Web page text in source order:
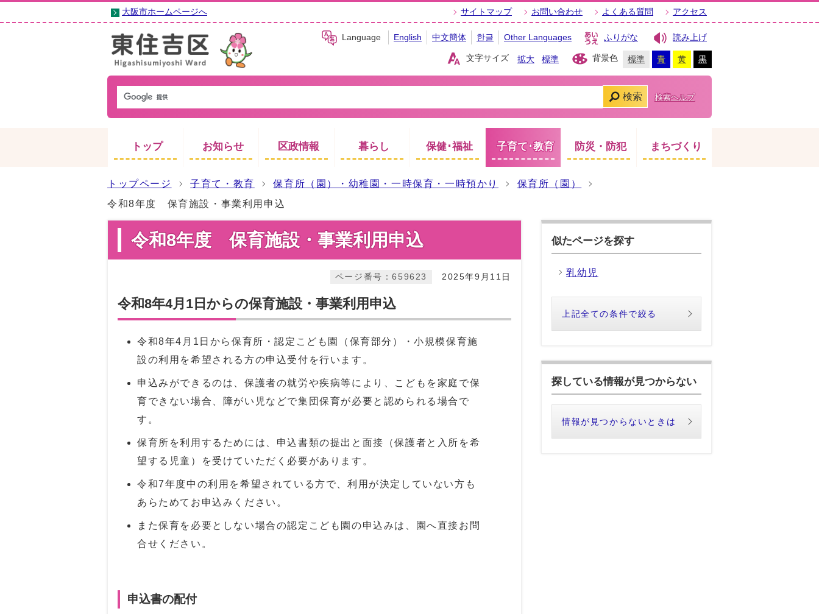
大阪市ホームページへ サイトマップ お問い合わせ よくある質問 アクセス
Language English 中文簡体 한글 Other Languages ふりがな 読み上げ
文字サイズ 拡大 標準 背景色 標準 青 黄 黒
検索 検索ヘルプ
トップ お知らせ 区政情報 暮らし 保健･福祉 子育て･教育 防災・防犯 まちづくり
トップページ 子育て・教育 保育所（園）・幼稚園・一時保育・一時預かり
保育所（園）
令和8年度 保育施設・事業利用申込
令和8年度 保育施設・事業利用申込
2025年9月11日
ページ番号：659623
令和8年4月1日からの保育施設・事業利用申込
令和8年4月1日から保育所・認定こども園（保育部分）・小規模保育施
設の利用を希望される方の申込受付を行います。
申込みができるのは、保護者の就労や疾病等により、こどもを家庭で保
育できない場合、障がい児などで集団保育が必要と認められる場合で
す。
保育所を利用するためには、申込書類の提出と面接（保護者と入所を希
望する児童）を受けていただく必要があります。
令和7年度中の利用を希望されている方で、利用が決定していない方も
あらためてお申込みください。
また保育を必要としない場合の認定こども園の申込みは、園へ直接お問
合せください。
申込書の配付
似たページを探す
乳幼児
上記全ての条件で絞る
探している情報が見つからない
情報が見つからないときは